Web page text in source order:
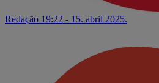
Redação 19:22 - 15. abril 2025.